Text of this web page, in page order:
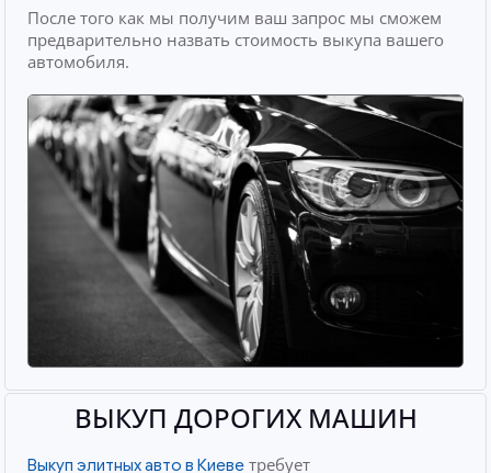
После того как мы получим ваш запрос мы сможем
предварительно назвать стоимость выкупа вашего
автомобиля.
ВЫКУП ДОРОГИХ МАШИН
Выкуп элитных авто в Киеве требует